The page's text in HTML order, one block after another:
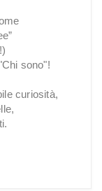
sono"!
curiosità,